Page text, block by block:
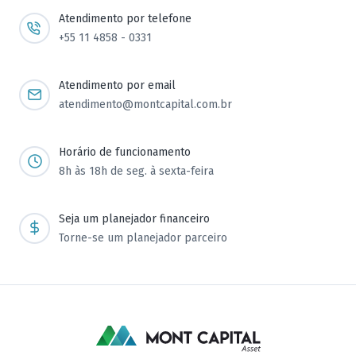
Atendimento por telefone
+55 11 4858 - 0331
Atendimento por email
atendimento@montcapital.com.br
Horário de funcionamento
8h às 18h de seg. à sexta-feira
Seja um planejador financeiro
Torne-se um planejador parceiro